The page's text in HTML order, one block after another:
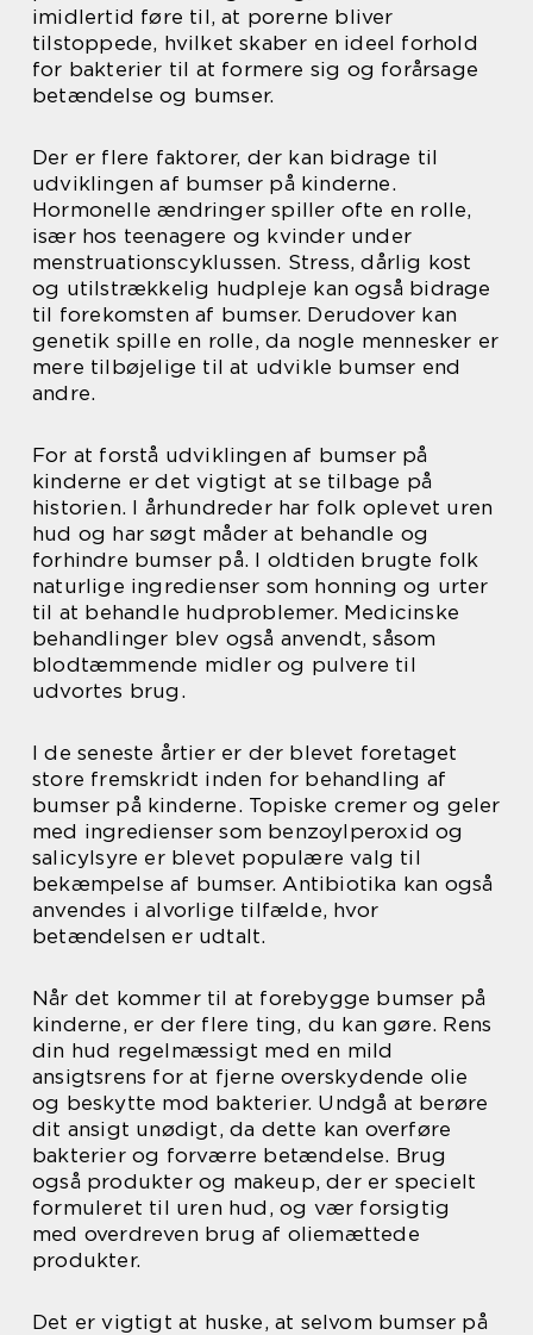
imidlertid føre til, at porerne bliver
tilstoppede, hvilket skaber en ideel forhold
for bakterier til at formere sig og forårsage
betændelse og bumser.
Der er flere faktorer, der kan bidrage til
udviklingen af bumser på kinderne.
Hormonelle ændringer spiller ofte en rolle,
især hos teenagere og kvinder under
menstruationscyklussen. Stress, dårlig kost
og utilstrækkelig hudpleje kan også bidrage
til forekomsten af bumser. Derudover kan
genetik spille en rolle, da nogle mennesker er
mere tilbøjelige til at udvikle bumser end
andre.
For at forstå udviklingen af bumser på
kinderne er det vigtigt at se tilbage på
historien. I århundreder har folk oplevet uren
hud og har søgt måder at behandle og
forhindre bumser på. I oldtiden brugte folk
naturlige ingredienser som honning og urter
til at behandle hudproblemer. Medicinske
behandlinger blev også anvendt, såsom
blodtæmmende midler og pulvere til
udvortes brug.
I de seneste årtier er der blevet foretaget
store fremskridt inden for behandling af
bumser på kinderne. Topiske cremer og geler
med ingredienser som benzoylperoxid og
salicylsyre er blevet populære valg til
bekæmpelse af bumser. Antibiotika kan også
anvendes i alvorlige tilfælde, hvor
betændelsen er udtalt.
Når det kommer til at forebygge bumser på
kinderne, er der flere ting, du kan gøre. Rens
din hud regelmæssigt med en mild
ansigtsrens for at fjerne overskydende olie
og beskytte mod bakterier. Undgå at berøre
dit ansigt unødigt, da dette kan overføre
bakterier og forværre betændelse. Brug
også produkter og makeup, der er specielt
formuleret til uren hud, og vær forsigtig
med overdreven brug af oliemættede
produkter.
Det er vigtigt at huske, at selvom bumser på